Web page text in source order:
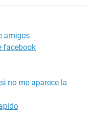
amigos
facebook
no me aparece la